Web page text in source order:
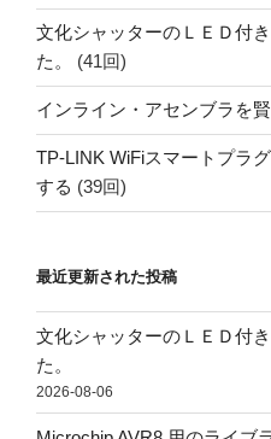
文化シャッターのＬＥＤ付
た。
(41回)
インライン・アセンブラを賢
TP-LINK WiFiスマートプラ
する (39回)
最近更新された投稿
文化シャッターのＬＥＤ付
た。
2026-08-06